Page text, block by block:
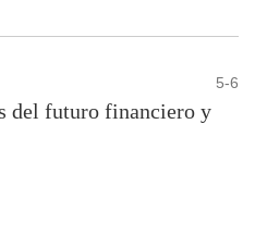
5-6
del futuro financiero y